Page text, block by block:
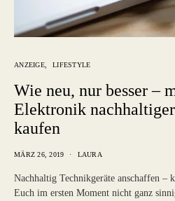
ANZEIGE LIFESTYLE
Wie neu, nur besser –
Elektronik
kaufen
MÄRZ 26, 2019 LAURA
Nachhaltig Technikgeräte anschaffen
Euch im ersten Moment nicht ganz